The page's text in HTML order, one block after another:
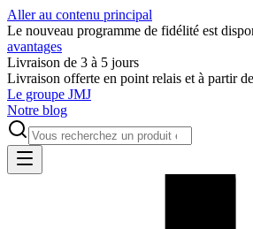
Aller au contenu principal
Le nouveau programme de fidélité est
avantages
Livraison de 3 à 5 jours
Livraison offerte en point relais et à partir
Le groupe JMJ
Notre blog